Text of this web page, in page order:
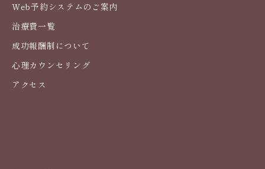
Web予約システムのご案内
治療費一覧
成功報酬制について
心理カウンセリング
アクセス